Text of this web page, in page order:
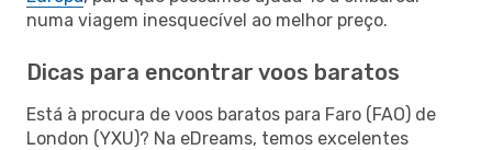
numa viagem inesquecível ao melhor preço.
Dicas para encontrar voos baratos
Está à procura de voos baratos para Faro (FAO) de
London (YXU)? Na eDreams, temos excelentes